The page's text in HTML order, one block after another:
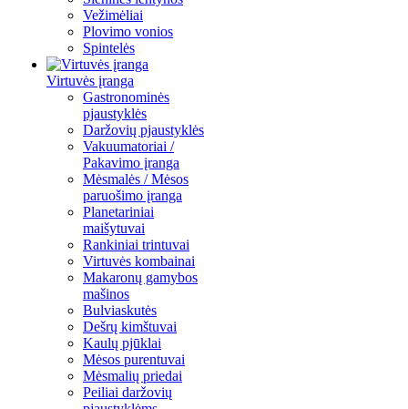
Vežimėliai
Plovimo vonios
Spintelės
Virtuvės įranga
Gastronominės
pjaustyklės
Daržovių pjaustyklės
Vakuumatoriai /
Pakavimo įranga
Mėsmalės / Mėsos
paruošimo įranga
Planetariniai
maišytuvai
Rankiniai trintuvai
Virtuvės kombainai
Makaronų gamybos
mašinos
Bulviaskutės
Dešrų kimštuvai
Kaulų pjūklai
Mėsos purentuvai
Mėsmalių priedai
Peiliai daržovių